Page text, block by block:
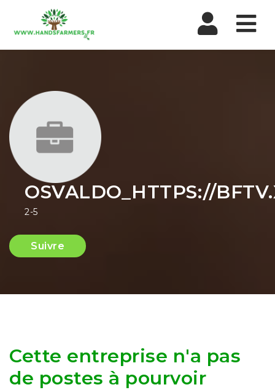
OSVALDO_HTTPS://
2-5
Suivre
Cette entreprise n'a pas
de postes à pourvoir